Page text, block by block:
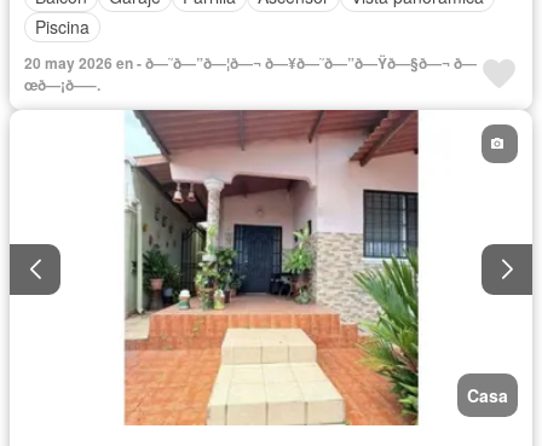
Piscina
20 may 2026 en - ð—˜ð—”ð—¦ð—¬ ð—¥ð—˜ð—”ð—Ÿð—§ð—¬ ð—
œð—¡ð—–.
Casa